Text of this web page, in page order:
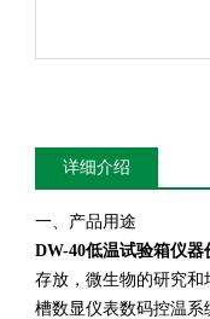
详细介绍
一、产品用途
DW-40低温试验箱仪器
存放，微生物的研究
槽数显仪表数码控温